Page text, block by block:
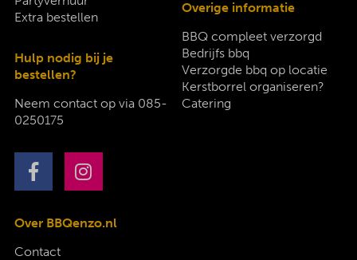
Extra bestellen
Hulp nodig bij je
bestellen?
Neem contact op via 085-
0250175
Overige informatie
BBQ compleet verzorgd
Bedrijfs bbq
Verzorgde bbq op locatie
Kerstborrel organiseren?
Catering
Over BBQenzo.nl
Contact